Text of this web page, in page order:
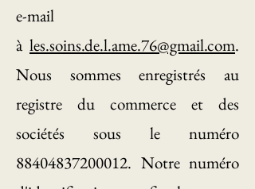
e-mail
à les.soins.de.l.ame.76@gmail.com.
Nous sommes enregistrés au
registre du commerce et des
sociétés sous le numéro
88404837200012. Notre numéro